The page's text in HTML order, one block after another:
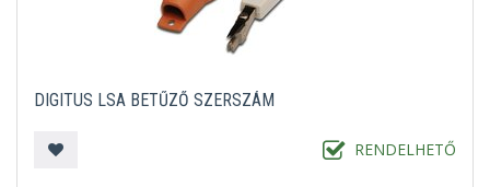
DIGITUS LSA BETŰZŐ SZERSZÁM
RENDELHETŐ